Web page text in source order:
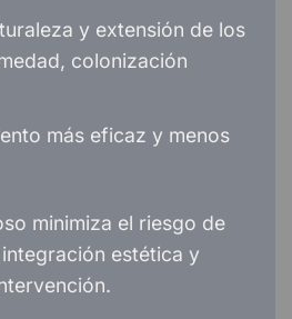
y extensión de los
colonización
más eficaz y menos
minimiza el riesgo de
estética y